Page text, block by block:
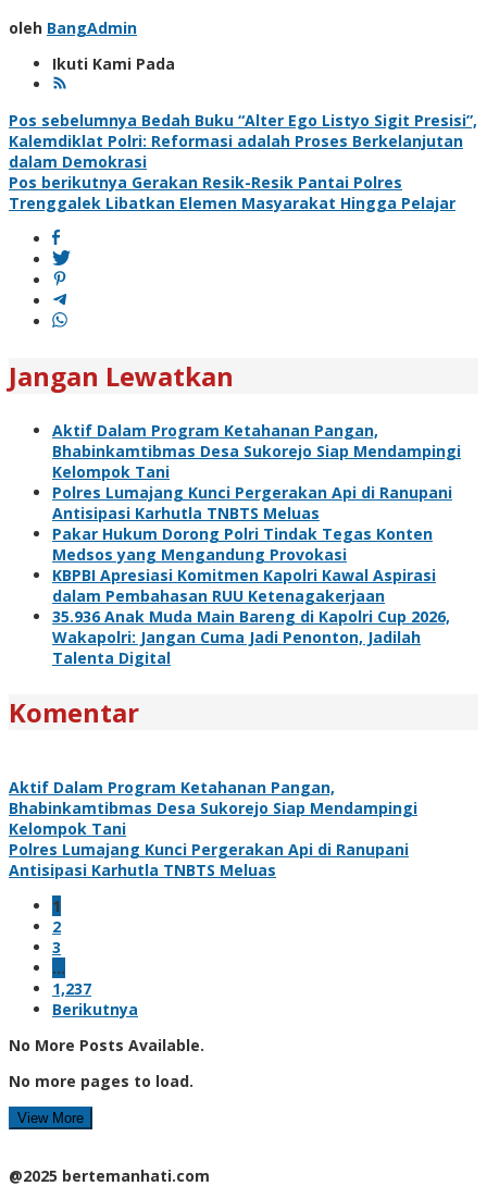
oleh BangAdmin
Ikuti Kami Pada
Navigasi
pos
Pos sebelumnya Bedah Buku “Alter Ego Listyo Sigit Presisi”,
Kalemdiklat Polri: Reformasi adalah Proses Berkelanjutan
dalam Demokrasi
Pos berikutnya Gerakan Resik-Resik Pantai Polres
Trenggalek Libatkan Elemen Masyarakat Hingga Pelajar
Jangan Lewatkan
Aktif Dalam Program Ketahanan Pangan,
Bhabinkamtibmas Desa Sukorejo Siap Mendampingi
Kelompok Tani
Polres Lumajang Kunci Pergerakan Api di Ranupani
Antisipasi Karhutla TNBTS Meluas
Pakar Hukum Dorong Polri Tindak Tegas Konten
Medsos yang Mengandung Provokasi
KBPBI Apresiasi Komitmen Kapolri Kawal Aspirasi
dalam Pembahasan RUU Ketenagakerjaan
35.936 Anak Muda Main Bareng di Kapolri Cup 2026,
Wakapolri: Jangan Cuma Jadi Penonton, Jadilah
Talenta Digital
Komentar
Aktif Dalam Program Ketahanan Pangan,
Bhabinkamtibmas Desa Sukorejo Siap Mendampingi
Kelompok Tani
Polres Lumajang Kunci Pergerakan Api di Ranupani
Antisipasi Karhutla TNBTS Meluas
1
2
3
…
1,237
Berikutnya
No More Posts Available.
No more pages to load.
View More
@2025 bertemanhati.com